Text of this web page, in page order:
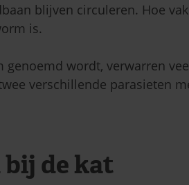
blijven circuleren. Hoe
is.
wordt, verwarren
verschillende parasieten
de kat